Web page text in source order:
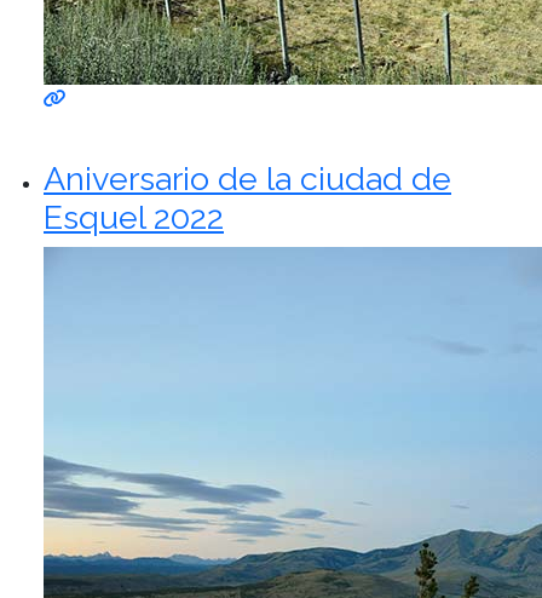
Aniversario de la ciudad de
Esquel 2022